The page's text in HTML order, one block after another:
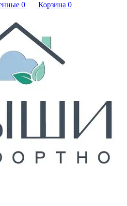
0 Корзина 0